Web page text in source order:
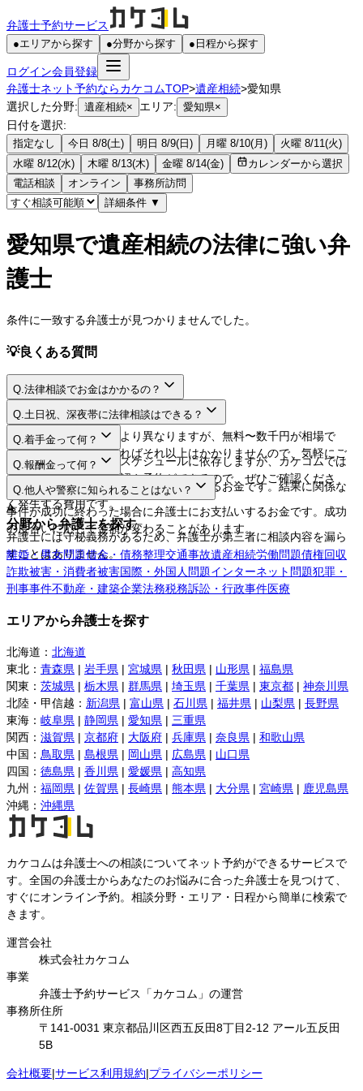
弁護士予約サービス
●エリアから探す ●分野から探す ● 日程から探す
ログイン会員登録
弁護士ネット予約ならカケコムTOP>遺産相続>愛知県
選択した分野: 遺産相続× エリア: 愛知県×
日付を選択:
指定なし 今日 8/8(土) 明日 8/9(日) 月曜 8/10(月)
火曜 8/11(火)
水曜 8/12(水)
木曜 8/13(木) 金曜 8/14(金)
カレンダーから選択
電話相談
オンライン
事務所訪問
詳細条件 ▼
愛知県で遺産相続の法律に強い弁
護士
条件に一致する弁護士が見つかりませんでした。
💡良くある質問
Q.法律相談でお金はかかるの？
A.
法律相談料は弁護士により異なりますが、無料〜数千円が相場で
す。相談するだけであればそれ以上はかかりませんので、気軽にご
利用してください。
Q.土日祝、深夜帯に法律相談はできる？
A.
日程や時間は弁護士のスケジュールに依存しますが、カケコムでは
ネットから空き枠の確認や予約ができるので、ぜひご確認くださ
い。
Q.着手金って何？
A.
弁護士に事件を依頼する際にお支払いするお金です。結果に関係な
く発生する費用です。
Q.報酬金って何？
A.
事件が成功に終わった場合に弁護士にお支払いするお金です。成功
の度合いに応じて金額が変わることがあります。
Q.他人や警察に知られることはない？
A.
弁護士には守秘義務があるため、弁護士が第三者に相談内容を漏ら
すことはありません。
分野から弁護士を探す
離婚・男女問題借金・債務整理交通事故遺産相続労働問題債権回収
詐欺被害・消費者被害国際・外国人問題インターネット問題犯罪・
刑事事件不動産・建築企業法務税務訴訟・行政事件医療
エリアから弁護士を探す
北海道 ： 北海道
東北 ： 青森県 | 岩手県 | 宮城県 | 秋田県 | 山形県 | 福島県
関東 ： 茨城県 | 栃木県 | 群馬県 | 埼玉県 | 千葉県 | 東京都 | 神奈川県
北陸・甲信越 ： 新潟県 | 富山県 | 石川県 | 福井県 | 山梨県 | 長野県
東海 ： 岐阜県 | 静岡県 | 愛知県 | 三重県
関西 ： 滋賀県 | 京都府 | 大阪府 | 兵庫県 | 奈良県 | 和歌山県
中国 ： 鳥取県 | 島根県 | 岡山県 | 広島県 | 山口県
四国 ： 徳島県 | 香川県 | 愛媛県 | 高知県
九州 ： 福岡県 | 佐賀県 | 長崎県 | 熊本県 | 大分県 | 宮崎県 | 鹿児島県
沖縄 ： 沖縄県
カケコムは弁護士への相談についてネット予約ができるサービスで
す。全国の弁護士からあなたのお悩みに合った弁護士を見つけて、
すぐにオンライン予約。相談分野・エリア・日程から簡単に検索で
きます。
運営会社
株式会社カケコム
事業
弁護士予約サービス「カケコム」の運営
事務所住所
〒141-0031 東京都品川区西五反田8丁目2-12 アール五反田
5B
会社概要|サービス利用規約|プライバシーポリシー